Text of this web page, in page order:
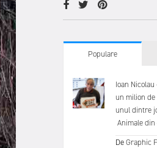
Populare
Ioan
un milion
unul dintre
Animale
DeGraphic